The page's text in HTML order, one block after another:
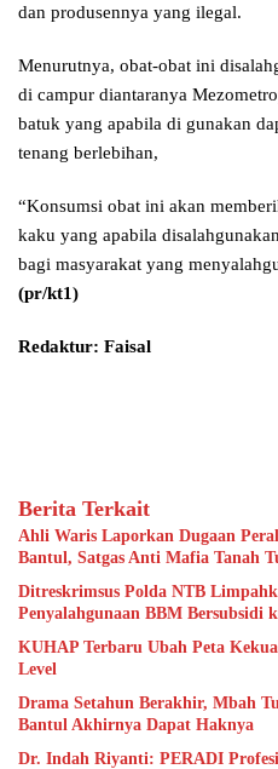
dan produsennya yang ilegal.
Menurutnya, obat-obat ini
di campur diantaranya
batuk yang apabila di gunakan
tenang berlebihan,
“Konsumsi obat ini akan
kaku yang apabila
bagi masyarakat yang
(pr/kt1)
Redaktur: Faisal
Berita Terkait
Ahli Waris Laporkan Dugaan
Bantul, Satgas Anti Mafia Tanah
Ditreskrimsus Polda NTB
Penyalahgunaan BBM Bersubsidi
KUHAP Terbaru Ubah Peta
Level
Drama Setahun Berakhir, Mbah
Bantul Akhirnya Dapat Haknya
Dr. Indah Riyanti: PERADI